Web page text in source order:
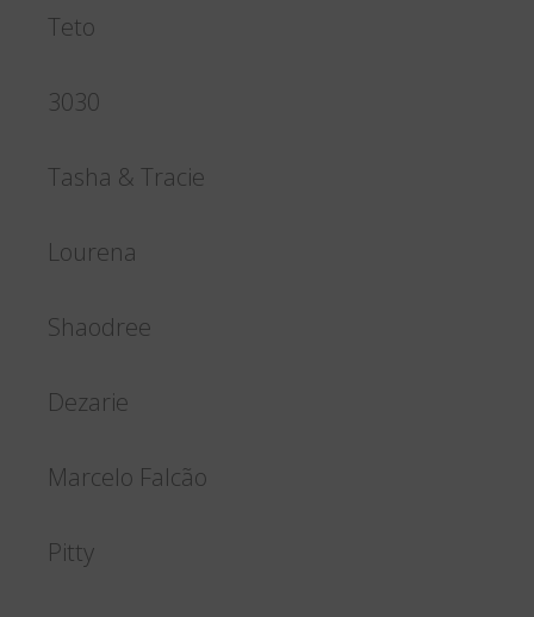
Teto
3030
Tasha & Tracie
Lourena
Shaodree
Dezarie
Marcelo Falcão
Pitty